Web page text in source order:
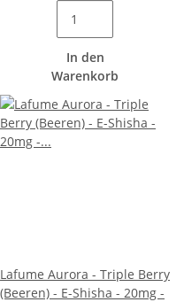
In den
Warenkorb
Lafume Aurora - Triple Berry
(Beeren) - E-Shisha - 20mg -